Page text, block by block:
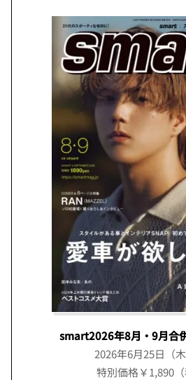
smart2026年8月・9月合
2026年6月25日（
特別価格￥1,890（